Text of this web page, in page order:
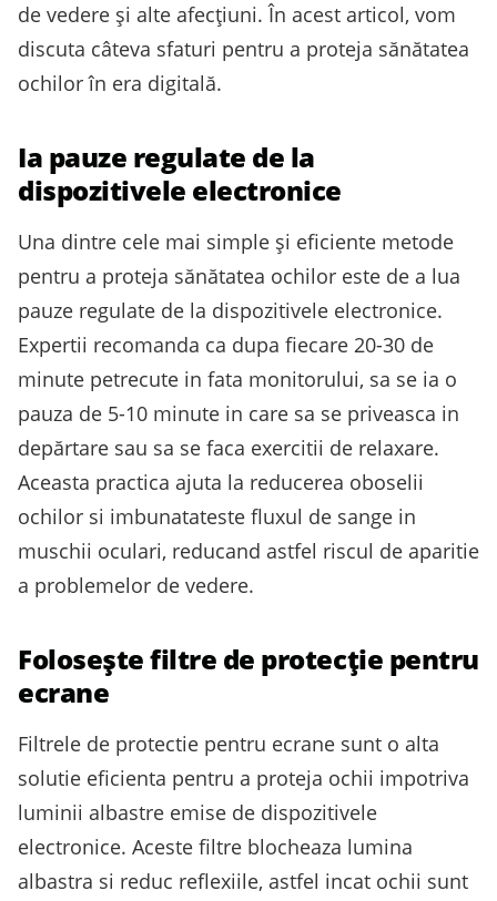
de vedere și alte afecțiuni. În acest articol, vom
discuta câteva sfaturi pentru a proteja sănătatea
ochilor în era digitală.
Ia pauze regulate de la
dispozitivele electronice
Una dintre cele mai simple și eficiente metode
pentru a proteja sănătatea ochilor este de a lua
pauze regulate de la dispozitivele electronice.
Expertii recomanda ca dupa fiecare 20-30 de
minute petrecute in fata monitorului, sa se ia o
pauza de 5-10 minute in care sa se priveasca in
depărtare sau sa se faca exercitii de relaxare.
Aceasta practica ajuta la reducerea oboselii
ochilor si imbunatateste fluxul de sange in
muschii oculari, reducand astfel riscul de aparitie
a problemelor de vedere.
Folosește filtre de protecție pentru
ecrane
Filtrele de protectie pentru ecrane sunt o alta
solutie eficienta pentru a proteja ochii impotriva
luminii albastre emise de dispozitivele
electronice. Aceste filtre blocheaza lumina
albastra si reduc reflexiile, astfel incat ochii sunt